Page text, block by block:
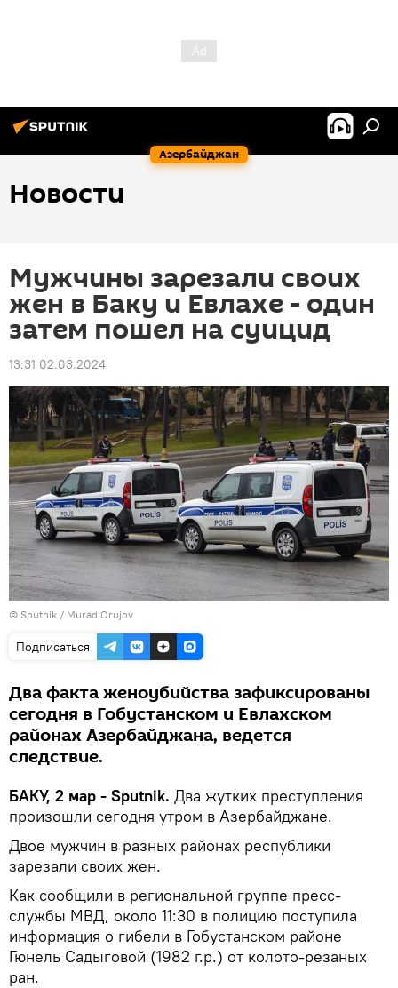
Азербайджан
Новости
Мужчины зарезали своих
жен в Баку и Евлахе - один
затем пошел на суицид
13:31 02.03.2024
© Sputnik / Murad Orujov
Подписаться
Два факта женоубийства зафиксированы
сегодня в Гобустанском и Евлахском
районах Азербайджана, ведется
следствие.
БАКУ, 2 мар - Sputnik. Два жутких преступления
произошли сегодня утром в Азербайджане.
Двое мужчин в разных районах республики
зарезали своих жен.
Как сообщили в региональной группе пресс-
службы МВД, около 11:30 в полицию поступила
информация о гибели в Гобустанском районе
Гюнель Садыговой (1982 г.р.) от колото-резаных
ран.